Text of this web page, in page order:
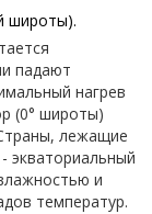
широты).
падают
нагрев
(0° широты)
лежащие
экваториальный
и
температур.